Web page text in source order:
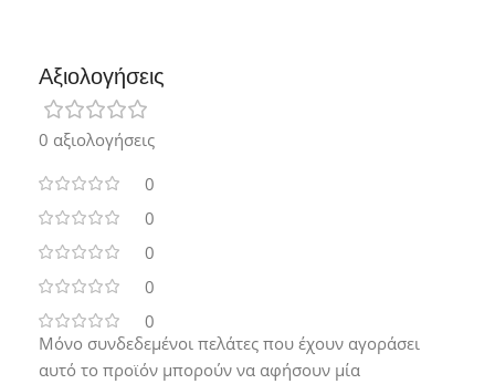
Αξιολογήσεις
0 αξιολογήσεις
0
0
0
0
0
Μόνο συνδεδεμένοι πελάτες που έχουν αγοράσει
αυτό το προϊόν μπορούν να αφήσουν μία